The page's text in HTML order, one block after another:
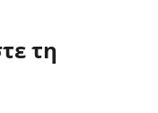
τη